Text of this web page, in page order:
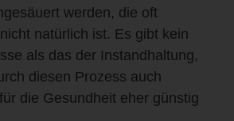
werden, die oft
nicht natürlich ist. Es gibt kein
als das der Instandhaltung,
diesen Prozess auch
für die Gesundheit eher günstig